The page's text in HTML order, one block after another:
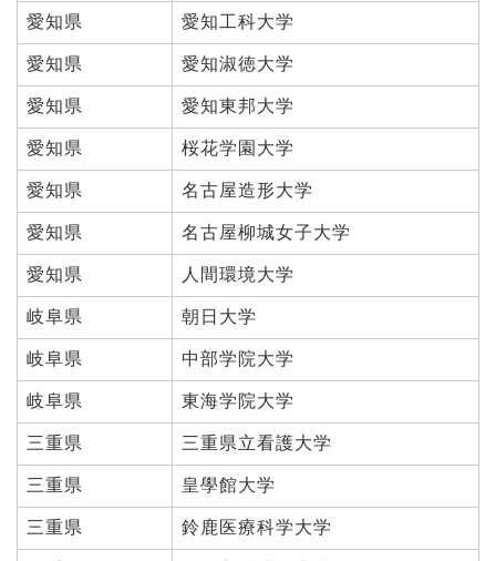
愛知県 愛知工科大学
愛知県 愛知淑徳大学
愛知県 愛知東邦大学
愛知県 桜花学園大学
愛知県 名古屋造形大学
愛知県 名古屋柳城女子大学
愛知県 人間環境大学
岐阜県 朝日大学
岐阜県 中部学院大学
岐阜県 東海学院大学
三重県 三重県立看護大学
三重県 皇學館大学
三重県 鈴鹿医療科学大学